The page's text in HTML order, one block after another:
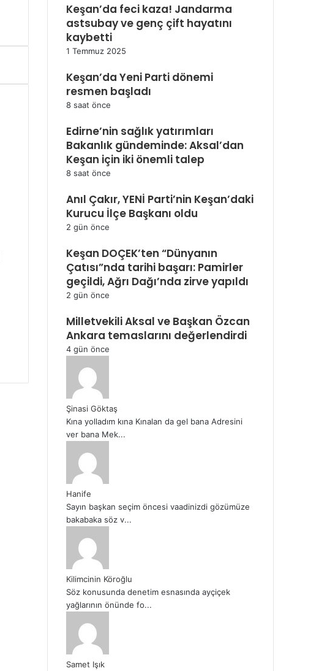
Keşan’da feci kaza! Jandarma
astsubay ve genç çift hayatını
kaybetti
1 Temmuz 2025
Keşan’da Yeni Parti dönemi
resmen başladı
8 saat önce
Edirne’nin sağlık yatırımları
Bakanlık gündeminde: Aksal’dan
Keşan için iki önemli talep
8 saat önce
Anıl Çakır, YENİ Parti’nin Keşan’daki
Kurucu İlçe Başkanı oldu
2 gün önce
Keşan DOÇEK’ten “Dünyanın
Çatısı”nda tarihi başarı: Pamirler
geçildi, Ağrı Dağı’nda zirve yapıldı
2 gün önce
Milletvekili Aksal ve Başkan Özcan
Ankara temaslarını değerlendirdi
4 gün önce
Şinasi Göktaş
Kına yolladım kına Kınalan da gel bana Adresini
ver bana Mek...
Hanife
Sayın başkan seçim öncesi vaadinizdi gözümüze
bakabaka söz v...
Kilimcinin Köroğlu
Söz konusunda denetim esnasında ayçiçek
yağlarının önünde fo...
Samet Işık